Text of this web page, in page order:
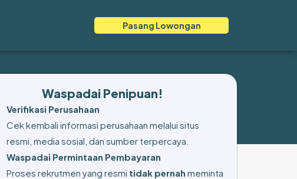
Pasang Lowongan
Waspadai Penipuan!
Verifikasi Perusahaan
Cek kembali informasi perusahaan melalui situs
resmi, media sosial, dan sumber terpercaya.
Waspadai Permintaan Pembayaran
Proses rekrutmen yang resmi tidak pernah meminta